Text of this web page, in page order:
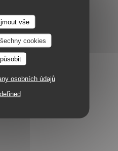
vše
cookies
osobních údajů
((otevře se v novém okně))